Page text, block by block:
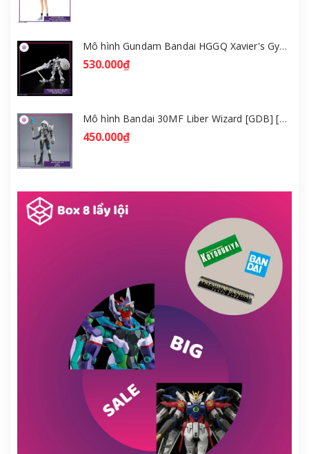
Mô hình Gundam Bandai HGGQ Xavier's Gyan Hakuji-Packs 1/144 [GDB] [BHG]
530.000₫
Mô hình Bandai 30MF Liber Wizard [GDB] [30MF]
450.000₫